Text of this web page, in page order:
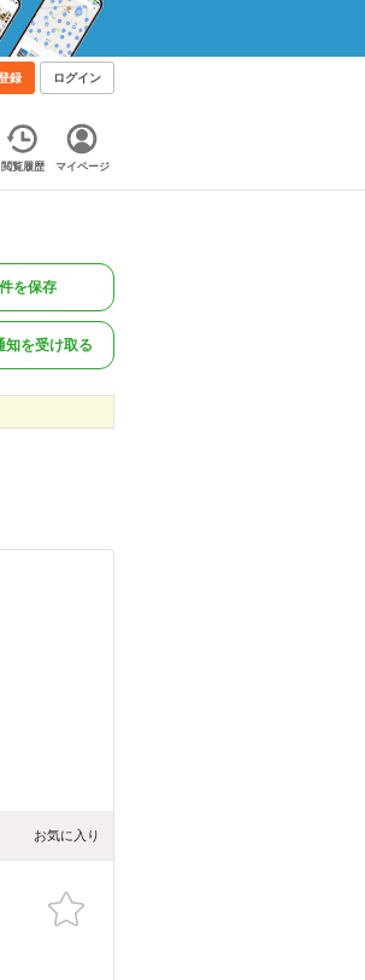
録 ログイン
閲覧履歴 マイページ
を保存
知を受け取る
お気に入り